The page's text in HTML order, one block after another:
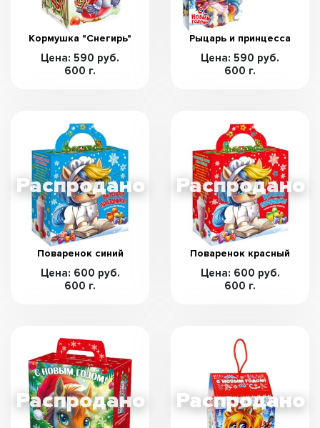
Кормушка "Снегирь"
Цена: 590 руб.
600 г.
Рыцарь и принцесса
Цена: 590 руб.
600 г.
Поваренок синий
Цена: 600 руб.
600 г.
Поваренок красный
Цена: 600 руб.
600 г.